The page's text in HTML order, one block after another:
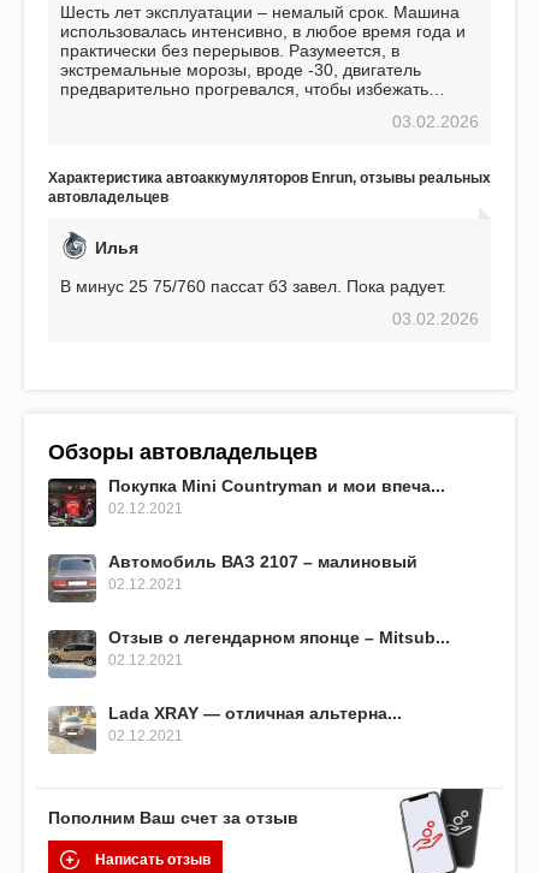
Шесть лет эксплуатации – немалый срок. Машина
использовалась интенсивно, в любое время года и
практически без перерывов. Разумеется, в
экстремальные морозы, вроде -30, двигатель
предварительно прогревался, чтобы избежать
использования не было ни единой поломки,
EFB 75. Судя по характеристикам, он даже
превосходит предыдущую модель.
03.02.2026
Характеристика автоаккумуляторов Enrun, отзывы реальных
автовладельцев
Илья
В минус 25 75/760 пассат б3 завел. Пока радует.
03.02.2026
Обзоры автовладельцев
Покупка Mini Countryman и мои впеча...
02.12.2021
Автомобиль ВАЗ 2107 – малиновый
02.12.2021
Отзыв о легендарном японце – Mitsub...
02.12.2021
Lada XRAY — отличная альтерна...
02.12.2021
Пополним Ваш счет за отзыв
Написать отзыв